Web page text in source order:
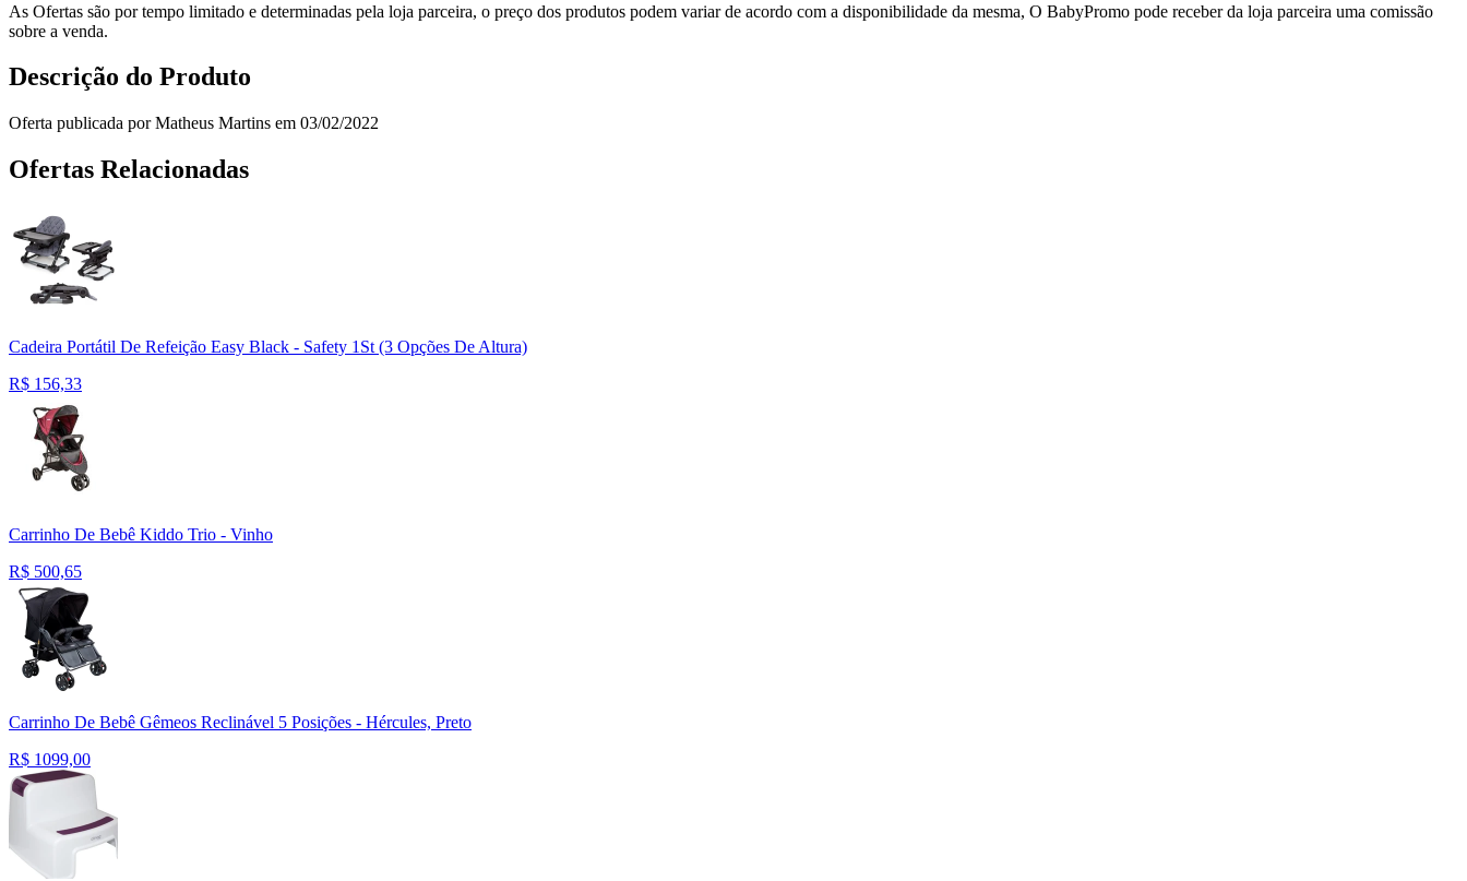
As Ofertas são por tempo limitado e determinadas pela loja parceira, o preço dos produtos podem variar de acordo com a disponibilidade da mesma, O BabyPromo pode receber da loja parceira uma comissão
sobre a venda.
Descrição do Produto
Oferta publicada por Matheus Martins em 03/02/2022
Ofertas Relacionadas
Cadeira Portátil De Refeição Easy Black - Safety 1St (3 Opções De Altura)
R$ 156,33
Carrinho De Bebê Kiddo Trio - Vinho
R$ 500,65
Carrinho De Bebê Gêmeos Reclinável 5 Posições - Hércules, Preto
R$ 1099,00